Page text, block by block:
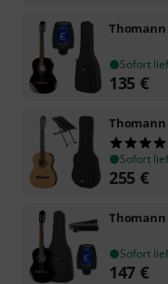
Thomann
Sofort
135 €
Thomann
Sofort
255 €
Thomann
Sofort
147 €